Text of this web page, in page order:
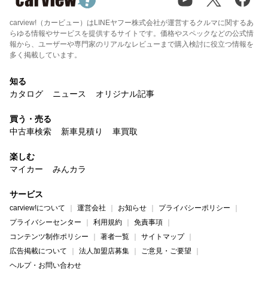
carview!（カービュー）はLINEヤフー株式会社が運営するクルマに関するあ
らゆる情報やサービスを提供するサイトです。価格やスペックなどの公式情
報から、ユーザーや専門家のリアルなレビューまで購入検討に役立つ情報を
多く掲載しています。
知る
カタログ
ニュース オリジナル記事
買う・売る
中古車検索
新車見積り 車買取
楽しむ
マイカー
みんカラ
サービス
carview!について 運営会社 お知らせ
プライバシーポリシー
プライバシーセンター
利用規約
免責事項
コンテンツ制作ポリシー
著者一覧
サイトマップ
広告掲載について
法人加盟店募集
ご意見・ご要望
ヘルプ・お問い合わせ